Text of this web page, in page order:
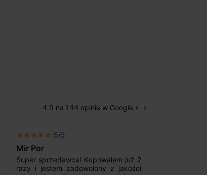
4.9 na 144 opinie w Google Poprzedni
keyboard_arrow_left Następny
keyboard_arrow_right
star star star star star 5/5
Mir Por
Super sprzedawca! Kupowałem już 2
razy i jestem zadowolony z jakości